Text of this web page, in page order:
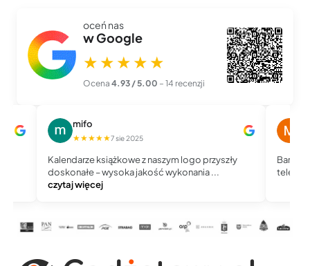
oceń nas
w Google
★★★★★
Ocena 4.93 / 5.00 – 14 recenzji
mifo
★★★★★7 sie 2025
Kalendarze książkowe z naszym logo przyszły
doskonałe – wysoka jakość wykonania ...
czytaj więcej
Bardzo